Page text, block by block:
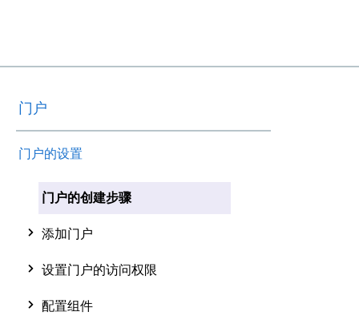
门户
门户的设置
门户的创建步骤
添加门户
设置门户的访问权限
配置组件